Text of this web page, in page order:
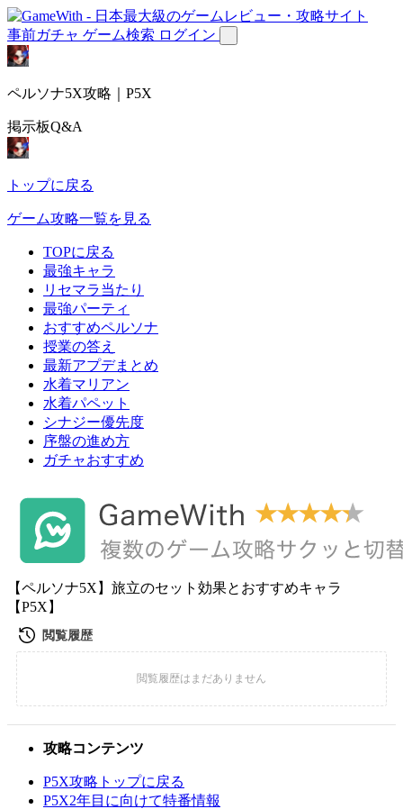
事前ガチャ ゲーム検索 ログイン
ペルソナ5X攻略｜P5X
掲示板Q&A
トップに戻る
ゲーム攻略一覧を見る
TOPに戻る
最強キャラ
リセマラ当たり
最強パーティ
おすすめペルソナ
授業の答え
最新アプデまとめ
水着マリアン
水着パペット
シナジー優先度
序盤の進め方
ガチャおすすめ
【ペルソナ5X】旅立のセット効果とおすすめキャラ
【P5X】
攻略コンテンツ
P5X攻略トップに戻る
P5X2年目に向けて特番情報